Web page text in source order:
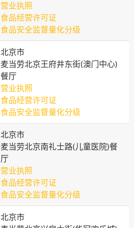
营业执照
食品经营许可证
食品安全监督量化分级
北京市
麦当劳北京王府井东街(澳门中心)
餐厅
营业执照
食品经营许可证
食品安全监督量化分级
北京市
麦当劳北京南礼士路(儿童医院)餐
厅
营业执照
食品经营许可证
食品安全监督量化分级
北京市